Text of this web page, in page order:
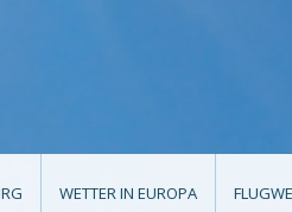
WETTER IN EUROPA